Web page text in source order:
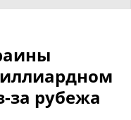
за рубежа